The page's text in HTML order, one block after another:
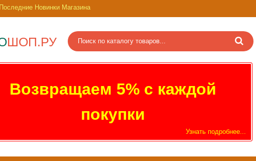
Последние Новинки Магазина
ШОП.РУ
Возвращаем 5% с каждой
покупки
Узнать подробнее...